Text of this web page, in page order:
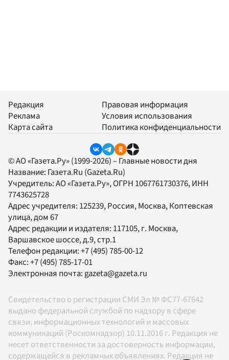
Редакция
Реклама
Карта сайта
Правовая информация
Условия использования
Политика конфиденциальности
© АО «Газета.Ру» (1999-2026) – Главные новости дня
Название: Газета.Ru (Gazeta.Ru)
Учредитель:АО «Газета.Ру», ОГРН 1067761730376, ИНН
7743625728
Адрес учредителя: 125239, Россия, Москва, Коптевская
улица, дом 67
Адрес редакции и издателя: 117105, г. Москва,
Варшавское шоссе, д.9, стр.1
Телефон редакции:+7 (495) 785-00-12
Факс:+7 (495) 785-17-01
Электронная почта:gazeta@gazeta.ru
Свидетельство о регистрации СМИ Эл № ФС77-67642
выдано федеральной службой по надзору в сфере
связи, информационных технологий и массовых
коммуникаций (Роскомнадзор) 10.11.2016 г. Редакция не
несет ответственности за достоверность информации,
содержащейся в рекламных объявлениях. Редакция не